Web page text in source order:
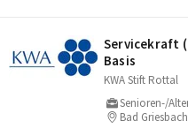
Servicekraft
Basis
KWA Stift Rottal
Senioren-/
Bad